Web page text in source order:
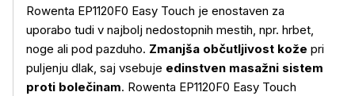
Rowenta EP1120F0 Easy Touch je enostaven za
uporabo tudi v najbolj nedostopnih mestih, npr. hrbet,
noge ali pod pazduho. Zmanjša občutljivost kože pri
puljenju dlak, saj vsebuje edinstven masažni sistem
proti bolečinam. Rowenta EP1120F0 Easy Touch